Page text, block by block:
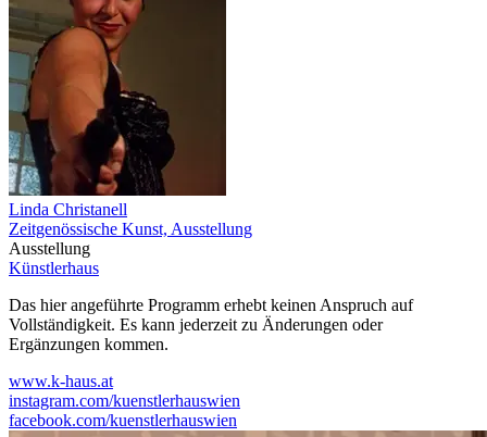
Linda Christanell
Zeitgenössische Kunst, Ausstellung
Ausstellung
Künstlerhaus
Das hier angeführte Programm erhebt keinen Anspruch auf
Vollständigkeit. Es kann jederzeit zu Änderungen oder
Ergänzungen kommen.
www.k-haus.at
instagram.com/kuenstlerhauswien
facebook.com/kuenstlerhauswien